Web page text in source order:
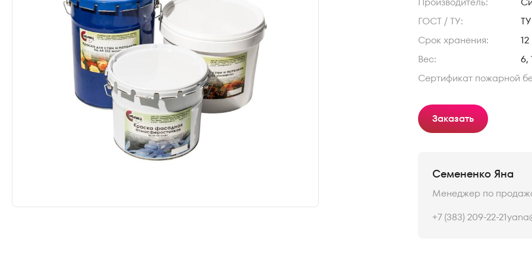
ГОСТ / ТУ:
Срок хранения:
Вес:
6,
Сертификат пожарной
Заказать
Семененко Яна
Менеджер по
+7 (383) 209-22-21